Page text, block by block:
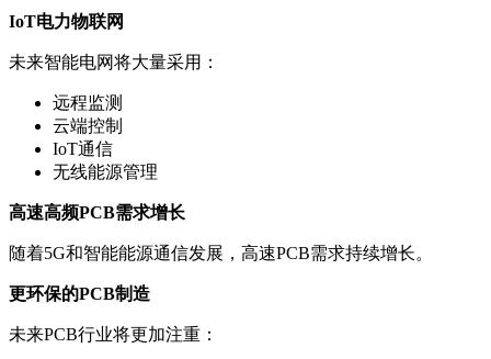
IoT电力物联网
未来智能电网将大量采用：
远程监测
云端控制
IoT通信
无线能源管理
高速高频PCB需求增长
随着5G和智能能源通信发展，高速PCB需求持续增长。
更环保的PCB制造
未来PCB行业将更加注重：